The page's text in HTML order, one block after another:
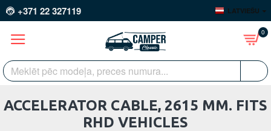
+371 22 327119 LATVIEŠU
0
ACCELERATOR CABLE, 2615 MM. FITS
RHD VEHICLES